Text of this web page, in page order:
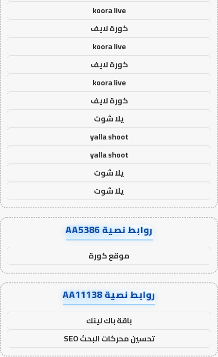
koora live
كورة لايف
koora live
كورة لايف
koora live
كورة لايف
يلا شوت
yalla shoot
yalla shoot
يلا شوت
يلا شوت
روابط نصية AA5386
موقع كورة
روابط نصية AA11138
باقة باك لينك
تحسين محركات البحث SEO